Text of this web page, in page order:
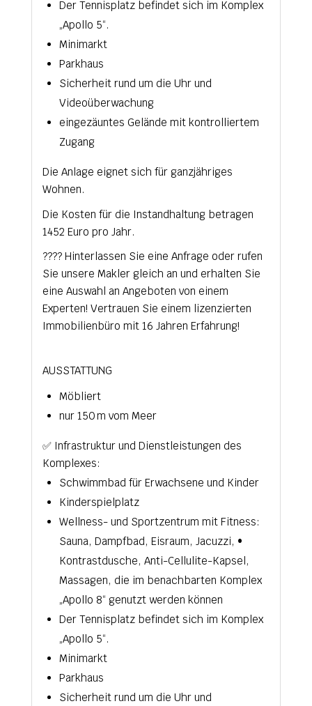
Der Tennisplatz befindet sich im Komplex
„Apollo 5“.
Minimarkt
Parkhaus
Sicherheit rund um die Uhr und
Videoüberwachung
eingezäuntes Gelände mit kontrolliertem
Zugang
Die Anlage eignet sich für ganzjähriges
Wohnen.
Die Kosten für die Instandhaltung betragen
1452 Euro pro Jahr.
???? Hinterlassen Sie eine Anfrage oder rufen
Sie unsere Makler gleich an und erhalten Sie
eine Auswahl an Angeboten von einem
Experten! Vertrauen Sie einem lizenzierten
Immobilienbüro mit 16 Jahren Erfahrung!
AUSSTATTUNG
Möbliert
nur 150 m vom Meer
✅ Infrastruktur und Dienstleistungen des
Komplexes:
Schwimmbad für Erwachsene und Kinder
Kinderspielplatz
Wellness- und Sportzentrum mit Fitness:
Sauna, Dampfbad, Eisraum, Jacuzzi, •
Kontrastdusche, Anti-Cellulite-Kapsel,
Massagen, die im benachbarten Komplex
„Apollo 8“ genutzt werden können
Der Tennisplatz befindet sich im Komplex
„Apollo 5“.
Minimarkt
Parkhaus
Sicherheit rund um die Uhr und